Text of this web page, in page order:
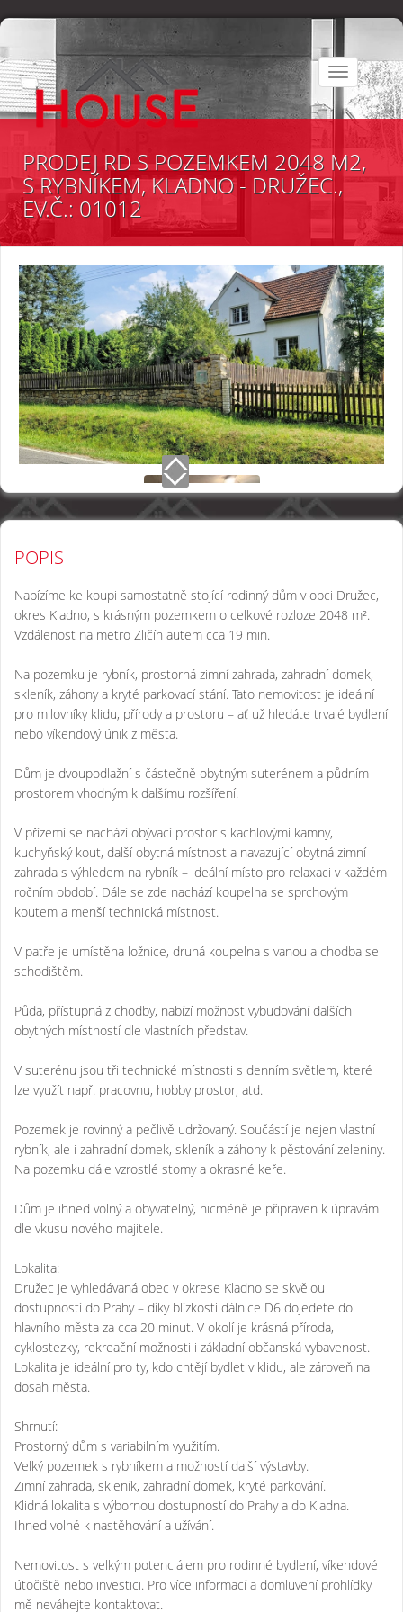
Toggle
navigation
PRODEJ RD S POZEMKEM 2048 M2,
S RYBNÍKEM, KLADNO - DRUŽEC.,
EV.Č.: 01012
POPIS
Nabízíme ke koupi samostatně stojící rodinný dům v obci Družec,
okres Kladno, s krásným pozemkem o celkové rozloze 2048 m².
Vzdálenost na metro Zličín autem cca 19 min.
Na pozemku je rybník, prostorná zimní zahrada, zahradní domek,
skleník, záhony a kryté parkovací stání. Tato nemovitost je ideální
pro milovníky klidu, přírody a prostoru – ať už hledáte trvalé bydlení
nebo víkendový únik z města.
Dům je dvoupodlažní s částečně obytným suterénem a půdním
prostorem vhodným k dalšímu rozšíření.
V přízemí se nachází obývací prostor s kachlovými kamny,
kuchyňský kout, další obytná místnost a navazující obytná zimní
zahrada s výhledem na rybník – ideální místo pro relaxaci v každém
ročním období. Dále se zde nachází koupelna se sprchovým
koutem a menší technická místnost.
V patře je umístěna ložnice, druhá koupelna s vanou a chodba se
schodištěm.
Půda, přístupná z chodby, nabízí možnost vybudování dalších
obytných místností dle vlastních představ.
V suterénu jsou tři technické místnosti s denním světlem, které
lze využít např. pracovnu, hobby prostor, atd.
Pozemek je rovinný a pečlivě udržovaný. Součástí je nejen vlastní
rybník, ale i zahradní domek, skleník a záhony k pěstování zeleniny.
Na pozemku dále vzrostlé stomy a okrasné keře.
Dům je ihned volný a obyvatelný, nicméně je připraven k úpravám
dle vkusu nového majitele.
Lokalita:
Družec je vyhledávaná obec v okrese Kladno se skvělou
dostupností do Prahy – díky blízkosti dálnice D6 dojedete do
hlavního města za cca 20 minut. V okolí je krásná příroda,
cyklostezky, rekreační možnosti i základní občanská vybavenost.
Lokalita je ideální pro ty, kdo chtějí bydlet v klidu, ale zároveň na
dosah města.
Shrnutí:
Prostorný dům s variabilním využitím.
Velký pozemek s rybníkem a možností další výstavby.
Zimní zahrada, skleník, zahradní domek, kryté parkování.
Klidná lokalita s výbornou dostupností do Prahy a do Kladna.
Ihned volné k nastěhování a užívání.
Nemovitost s velkým potenciálem pro rodinné bydlení, víkendové
útočiště nebo investici. Pro více informací a domluvení prohlídky
mě neváhejte kontaktovat.